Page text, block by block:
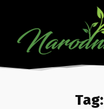
Tag: